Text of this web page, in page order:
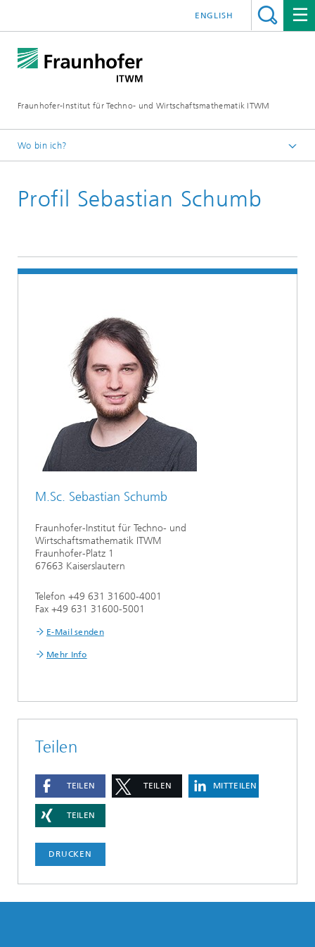
Fraunhofer-Institut für Techno- und Wirtschaftsmathematik ITWM
ENGLISH
Wo bin ich?
Abteilungen und Bereiche
Profil Sebastian Schumb
M.Sc. Sebastian Schumb
Fraunhofer-Institut für Techno- und
Wirtschaftsmathematik ITWM
Fraunhofer-Platz 1
67663 Kaiserslautern
Telefon +49 631 31600-4001
Fax +49 631 31600-5001
E-Mail senden
Mehr Info
Teilen
TEILEN TEILEN MITTEILEN
TEILEN
DRUCKEN